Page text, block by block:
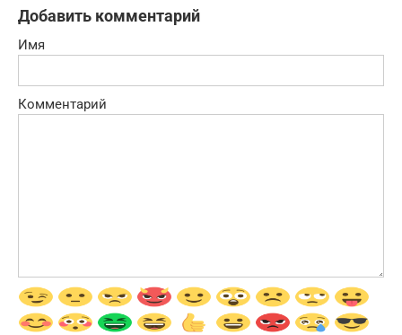
Добавить комментарий
Имя
Комментарий